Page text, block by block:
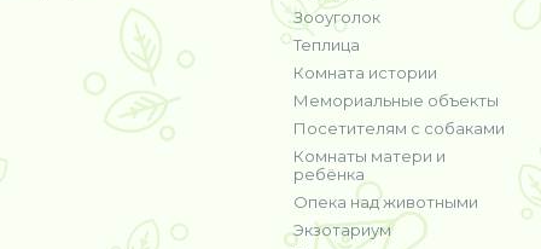
Зооуголок
Теплица
Комната истории
Мемориальные объекты
Посетителям с собаками
Комнаты матери и
ребёнка
Опека над животными
Экзотариум